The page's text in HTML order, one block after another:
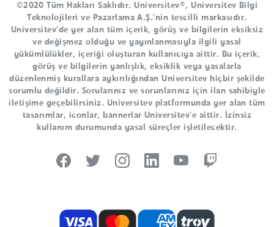
©2020 Tüm Hakları Saklıdır. Universitev®, Universitev Bilgi
Teknolojileri ve Pazarlama A.Ş.'nin tescilli markasıdır.
Universitev'de yer alan tüm içerik, görüş ve bilgilerin eksiksiz
ve değişmez olduğu ve yayınlanmasıyla ilgili yasal
yükümlülükler, içeriği oluşturan kullanıcıya aittir. Bu içerik,
görüş ve bilgilerin yanlışlık, eksiklik veya yasalarla
düzenlenmiş kurallara aykırılığından Universitev hiçbir şekilde
sorumlu değildir. Sorularınız ve sorunlarınız için ilan sahibiyle
iletişime geçebilirsiniz. Universitev platformunda yer alan tüm
tasarımlar, iconlar, bannerlar Universitev'e aittir. İzinsiz
kullanım durumunda yasal süreçler işletilecektir.